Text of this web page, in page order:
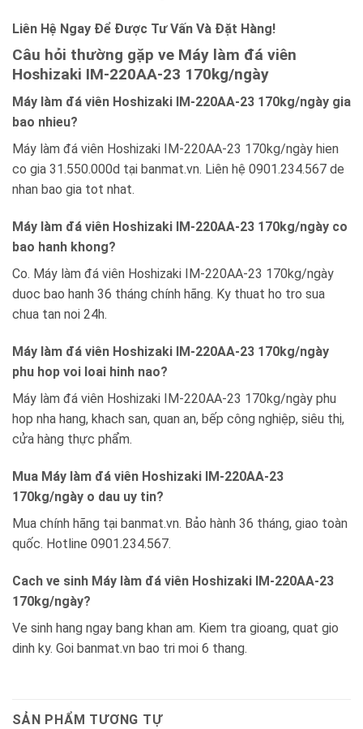
Liên Hệ Ngay Để Được Tư Vấn Và Đặt Hàng!
Câu hỏi thường gặp ve Máy làm đá viên
Hoshizaki IM-220AA-23 170kg/ngày
Máy làm đá viên Hoshizaki IM-220AA-23 170kg/ngày gia
bao nhieu?
Máy làm đá viên Hoshizaki IM-220AA-23 170kg/ngày hien
co gia 31.550.000d tại banmat.vn. Liên hệ 0901.234.567 de
nhan bao gia tot nhat.
Máy làm đá viên Hoshizaki IM-220AA-23 170kg/ngày co
bao hanh khong?
Co. Máy làm đá viên Hoshizaki IM-220AA-23 170kg/ngày
duoc bao hanh 36 tháng chính hãng. Ky thuat ho tro sua
chua tan noi 24h.
Máy làm đá viên Hoshizaki IM-220AA-23 170kg/ngày
phu hop voi loai hinh nao?
Máy làm đá viên Hoshizaki IM-220AA-23 170kg/ngày phu
hop nha hang, khach san, quan an, bếp công nghiệp, siêu thị,
cửa hàng thực phẩm.
Mua Máy làm đá viên Hoshizaki IM-220AA-23
170kg/ngày o dau uy tin?
Mua chính hãng tại banmat.vn. Bảo hành 36 tháng, giao toàn
quốc. Hotline 0901.234.567.
Cach ve sinh Máy làm đá viên Hoshizaki IM-220AA-23
170kg/ngày?
Ve sinh hang ngay bang khan am. Kiem tra gioang, quat gio
dinh ky. Goi banmat.vn bao tri moi 6 thang.
SẢN PHẨM TƯƠNG TỰ